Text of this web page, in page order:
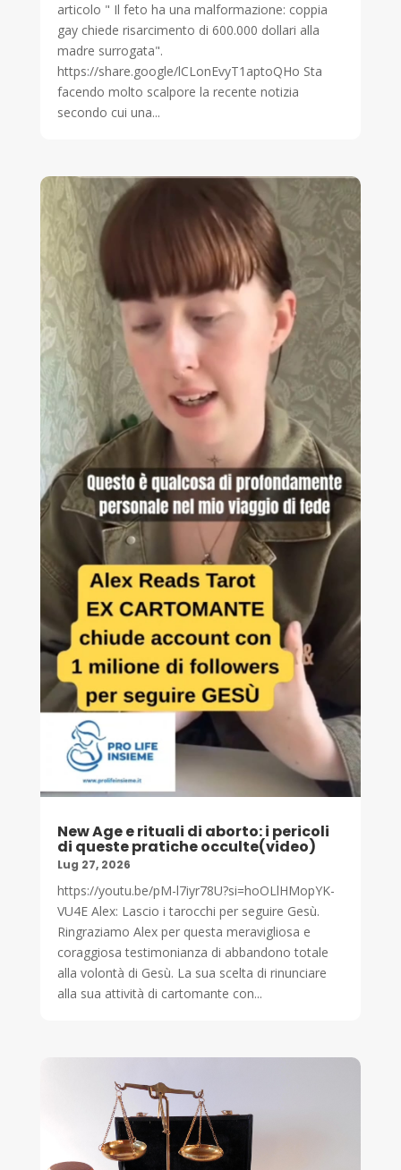
articolo " Il feto ha una malformazione: coppia
gay chiede risarcimento di 600.000 dollari alla
madre surrogata".
https://share.google/lCLonEvyT1aptoQHo Sta
facendo molto scalpore la recente notizia
secondo cui una...
New Age e rituali di aborto: i pericoli
di queste pratiche occulte(video)
Lug 27, 2026
https://youtu.be/pM-l7iyr78U?si=hoOLlHMopYK-
VU4E Alex: Lascio i tarocchi per seguire Gesù.
Ringraziamo Alex per questa meravigliosa e
coraggiosa testimonianza di abbandono totale
alla volontà di Gesù. La sua scelta di rinunciare
alla sua attività di cartomante con...